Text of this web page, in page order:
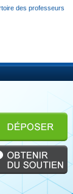
des professeurs